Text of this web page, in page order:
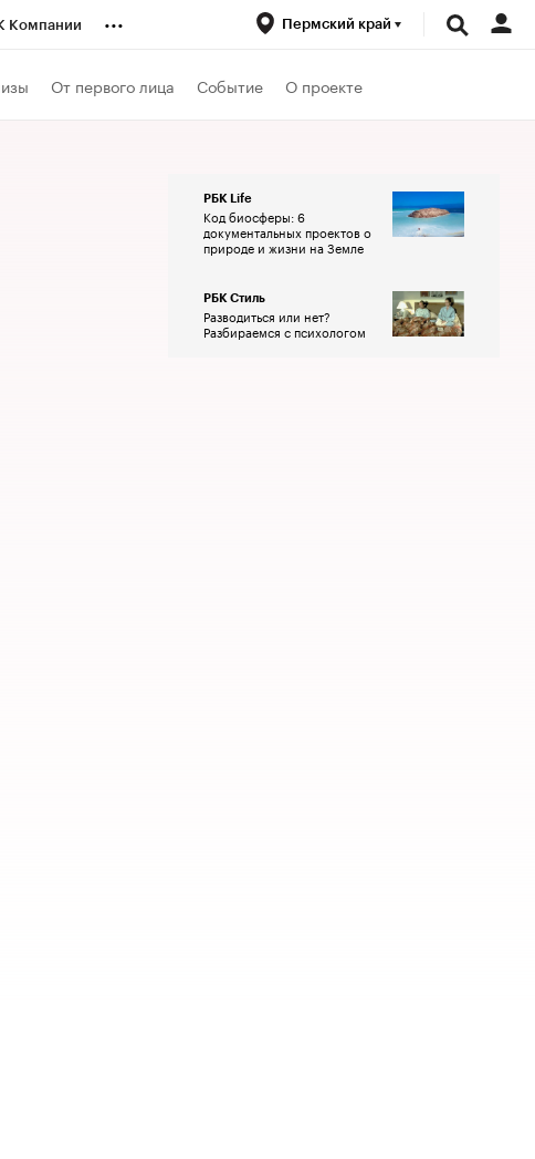
Компании ... Пермский край
От первого лица Событие О проекте
РБК Life
Код биосферы: 6
документальных проектов о
природе и жизни на Земле
РБК Стиль
Разводиться или нет?
Разбираемся с психологом